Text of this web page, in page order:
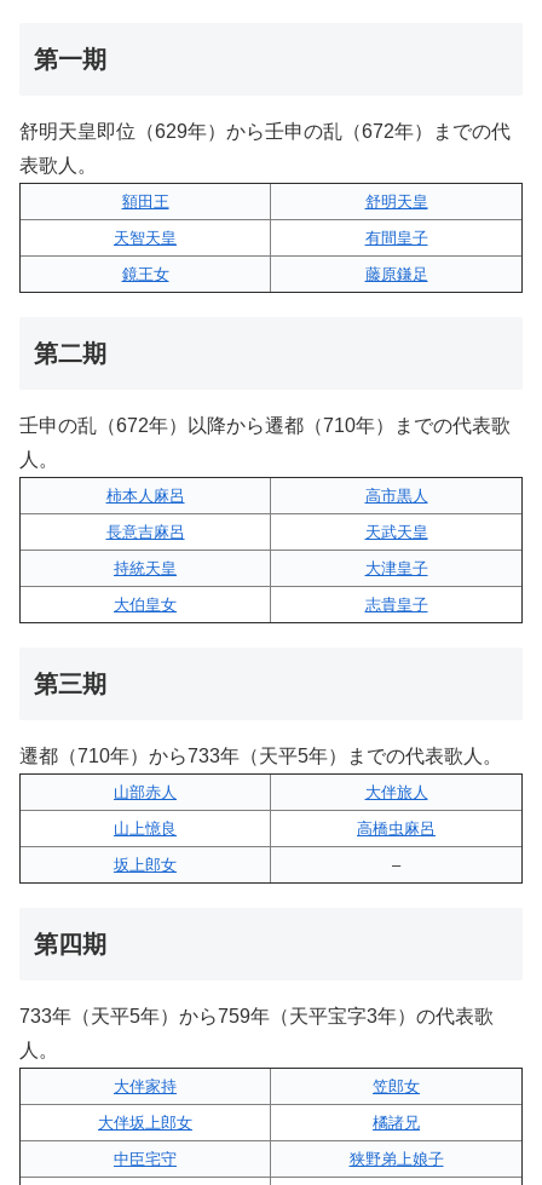
第一期
舒明天皇即位（629年）から壬申の乱（672年）までの代
表歌人。
額田王
舒明天皇
天智天皇
有間皇子
鏡王女
藤原鎌足
第二期
壬申の乱（672年）以降から遷都（710年）までの代表歌
人。
柿本人麻呂
高市黒人
長意吉麻呂
天武天皇
持統天皇
大津皇子
大伯皇女
志貴皇子
第三期
遷都（710年）から733年（天平5年）までの代表歌人。
山部赤人
大伴旅人
山上憶良
高橋虫麻呂
坂上郎女
–
第四期
733年（天平5年）から759年（天平宝字3年）の代表歌
人。
大伴家持
笠郎女
大伴坂上郎女
橘諸兄
中臣宅守
狭野弟上娘子